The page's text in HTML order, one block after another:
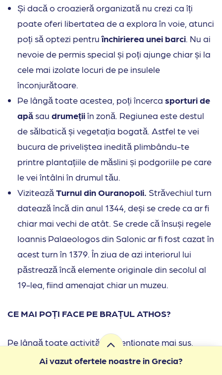
Și dacă o croazieră organizată nu crezi ca îți
poate oferi libertatea de a explora în voie, atunci
poți să optezi pentruînchirierea unei barci . Nu ai
nevoie de permis special și poți ajunge chiar și la
cele mai izolate locuri de pe insulele
înconjurătoare.
Pe lângă toate acestea, poți încerca sporturi de
apă sau drumețiiîn zonă. Regiunea este destul
de sălbatică și vegetația bogată. Astfel te vei
bucura de priveliștea inedită plimbându-te
printre plantațiile de măslini și podgoriile pe care
le vei întâlni în drumul tău.
Vizitează Turnul din Ouranopoli. Străvechiul turn
datează încă din anul 1344, deși se crede ca ar fi
chiar mai vechi de atât. Se crede că însuși regele
Ioannis Palaeologos din Salonic ar fi fost cazat în
acest turn în 1379. În ziua de azi interiorul lui
păstrează încă elemente originale din secolul al
19-lea, fiind amenajat chiar un muzeu.
CE MAI POȚI FACE PE BRAȚUL ATHOS?
Pe lângă toate activitățile menționate mai sus,
pentru pasionații de istorie există câteva obiective
Ai vazut ofertele noastre in Grecia?